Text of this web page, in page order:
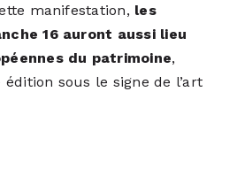
manifestation, les
16 auront aussi lieu
du patrimoine,
sous le signe de l’art